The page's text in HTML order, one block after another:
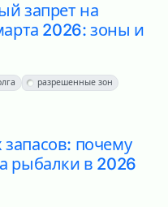
запрет на
2026: зоны и
разрешенные зон
почему
рыбалки в 2026